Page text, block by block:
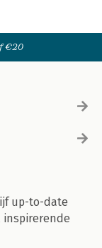
€20
up-to-date
inspirerende